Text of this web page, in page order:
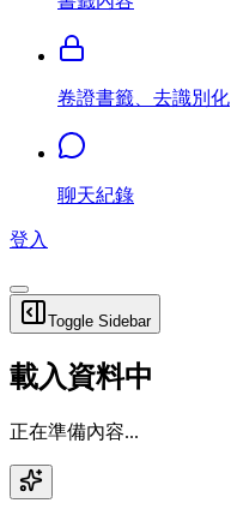
卷證書籤、去識別化
聊天紀錄
登入
Toggle Sidebar
載入資料中
正在準備內容...